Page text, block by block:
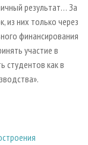
результат… За
из них только через
финансирования
участие в
студентов как в